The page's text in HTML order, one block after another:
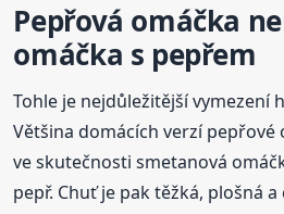
Pepřová omáčka
omáčka s pepřem
Tohle je nejdůležitější vymezení
Většina domácích verzí pepřové
ve skutečnosti smetanová
pepř. Chuť je pak těžká, plošná